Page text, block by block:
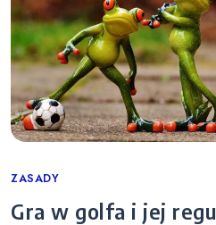
Categories
ZASADY
Gra w golfa i jej